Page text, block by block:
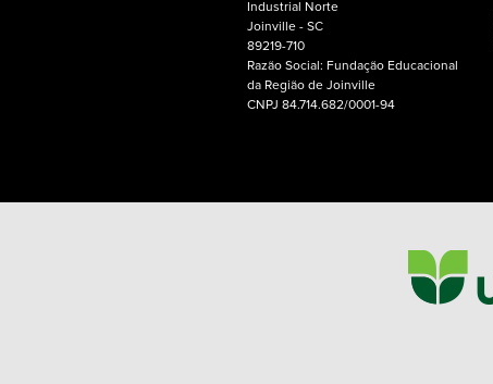
Industrial Norte
Joinville - SC
89219-710
Razão Social: Fundação Educacional
da Região de Joinville
CNPJ 84.714.682/0001-94